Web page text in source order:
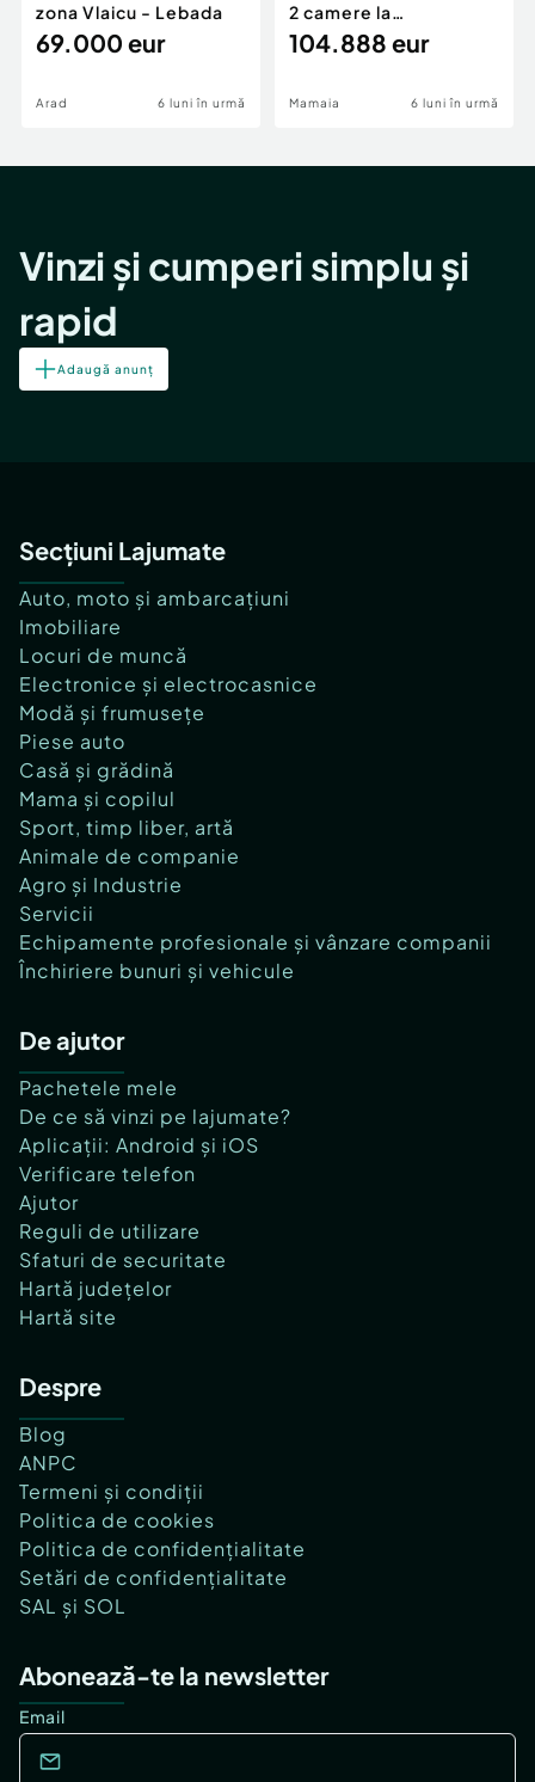
zona Vlaicu - Lebada
69.000 eur
Arad 6 luni în urmă
2 camere la
cheie,langa Mega
104.888 eur
Mamaia 6 luni în urmă
Vinzi și cumperi simplu și
rapid
Adaugă anunț
Secțiuni Lajumate
Auto, moto și ambarcațiuni
Imobiliare
Locuri de muncă
Electronice și electrocasnice
Modă și frumusețe
Piese auto
Casă și grădină
Mama și copilul
Sport, timp liber, artă
Animale de companie
Agro și Industrie
Servicii
Echipamente profesionale și vânzare companii
Închiriere bunuri și vehicule
De ajutor
Pachetele mele
De ce să vinzi pe lajumate?
Aplicații: Android și iOS
Verificare telefon
Ajutor
Reguli de utilizare
Sfaturi de securitate
Hartă județelor
Hartă site
Despre
Blog
ANPC
Termeni și condiții
Politica de cookies
Politica de confidențialitate
Setări de confidențialitate
SAL și SOL
Abonează-te la newsletter
Email